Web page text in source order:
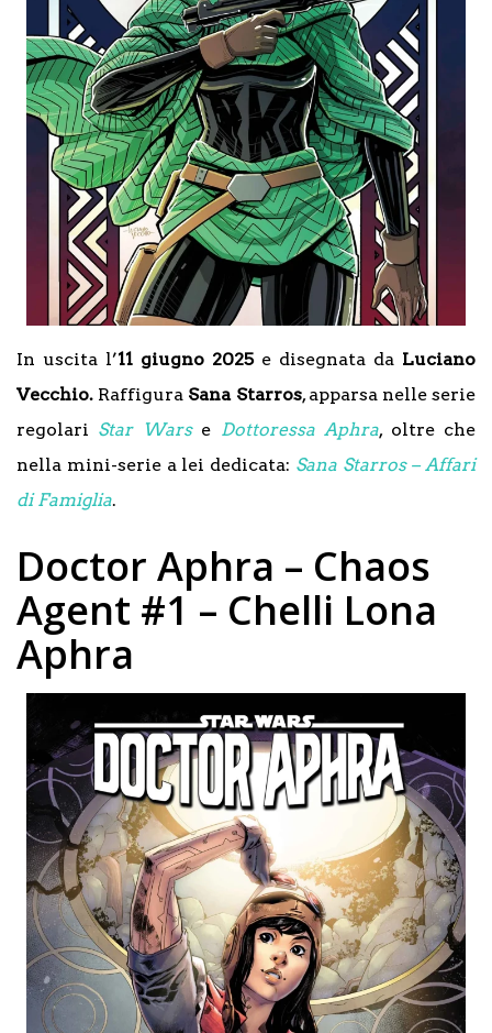
In uscita l’11 giugno 2025e disegnata da Luciano
Vecchio. Raffigura Sana Starros, apparsa nelle serie
regolari Star Warse Dottoressa Aphra, oltre che
nella mini-serie a lei dedicata: Sana Starros – Affari
di Famiglia.
Doctor Aphra – Chaos
Agent #1 – Chelli Lona
Aphra